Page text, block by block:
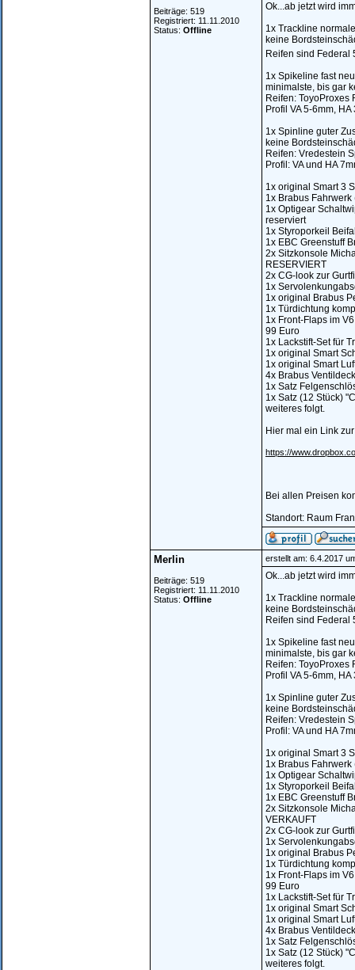
Beiträge: 519
Registriert: 11.11.2010
Status: Offline
Ok...ab jetzt wird
1x Trackline
keine
Reifen sind Federal
1x Spikeline fast
minimalste, bis gar
Reifen: ToyoProxes
Profil VA 5-6mm, HA
1x Spinline guter
keine
Reifen: Vredestein
Profil: VA und HA
1x original Smart 3
1x Brabus Fahrwerk
1x Optigear
reserviert
1x Styroporkeil
1x EBC Greenstuff
2x Sitzkonsole
RESERVIERT
2x CG-look zur
1x
1x original Brabus
1x Türdichtung
1x Front-Flaps im
99 Euro
1x Lackstift-Set für
1x original Smart
1x original Smart
4x Brabus
1x Satz
1x Satz (12 Stück)
weiteres folgt.
Hier mal ein Link
https://
Bei allen Preisen
Standort: Raum
Merlin
Beiträge: 519
Registriert: 11.11.2010
Status: Offline
erstellt am: 6.4.2017
Ok...ab jetzt wird
1x Trackline
keine
Reifen sind Federal
1x Spikeline fast
minimalste, bis gar
Reifen: ToyoProxes
Profil VA 5-6mm, HA
1x Spinline guter
keine
Reifen: Vredestein
Profil: VA und HA
1x original Smart 3
1x Brabus Fahrwerk
1x Optigear
1x Styroporkeil
1x EBC Greenstuff
2x Sitzkonsole
VERKAUFT
2x CG-look zur
1x
1x original Brabus
1x Türdichtung
1x Front-Flaps im
99 Euro
1x Lackstift-Set für
1x original Smart
1x original Smart
4x Brabus
1x Satz
1x Satz (12 Stück)
weiteres folgt.